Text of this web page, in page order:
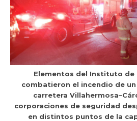
Elementos del Instituto de
combatieron el incendio de
carretera
corporaciones de seguridad
en distintos puntos de la